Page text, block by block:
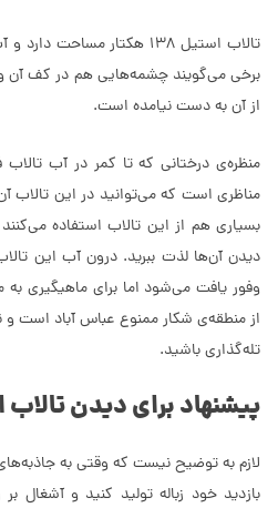
تالاب استیل 138 هکتار
برخی می‌گویند چشمه‌هایی هم در کف آن
از آن به دست نیامده است.
منظره‌ی درختانی که تا کمر در آب تالاب
مناظری است که می‌توانید در این تالاب
بسیاری هم از این تالاب استفاده
دیدن آن‌ها لذت ببرید. درون آب این
وفور یافت می‌شود اما برای ماهیگیری به
از منطقه‌ی شکار ممنوع عباس آباد است و
تله‌گذاری باشید.
پیشنهاد برای دیدن
لازم به توضیح نیست که وقتی به
بازدید خود زباله تولید کنید و آشغال